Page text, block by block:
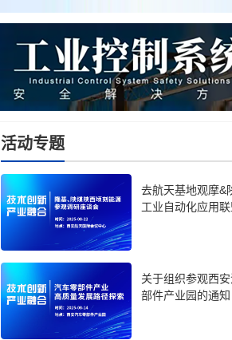
活动专题
去航天基地观摩&
工业自动化应用
关于组织参观西
部件产业园的通知